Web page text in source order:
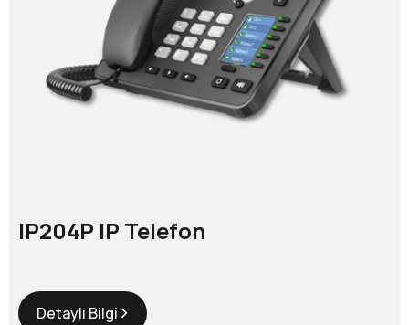
IP204P IP Telefon
Detaylı Bilgi